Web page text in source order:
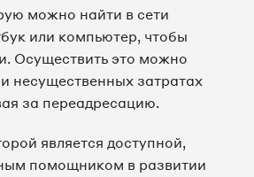
8 495 067-17-49
8 495 067-17-50
8 495 067-17-51
8 495 067-17-66
можно найти в сети
или компьютер, чтобы
Осуществить это можно
несущественных затратах
за переадресацию.
является доступной,
помощником в развитии